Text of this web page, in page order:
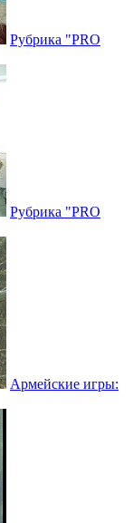
Рубрика "PRO
Рубрика "PRO
Армейские игры: